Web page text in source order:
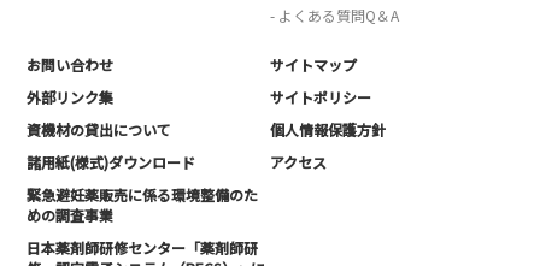
- よくある質問Q＆A
お問い合わせ
外部リンク集
資機材の貸出について
諸用紙(様式)ダウンロード
緊急避妊薬販売に係る環境整備のた
めの調査事業
日本薬剤師研修センター「薬剤師研
サイトマップ
サイトポリシー
個人情報保護方針
アクセス